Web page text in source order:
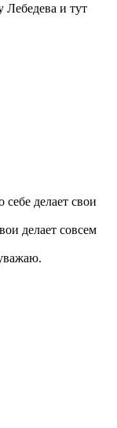
Лебедева и тут
делает свои
делает совсем